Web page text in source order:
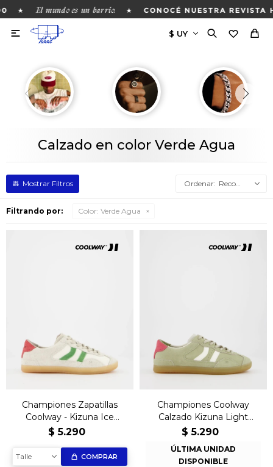
★ El mundo es un barrio. ★ CONOCÉ NUESTRA REVISTA

Calzado en color Verde Agua
Recomendados
Filtrando por: Color: Verde Agua
Championes Zapatillas
Coolway - Kizuna Ice
Green
$ 5.290
Talle COMPRAR
Championes Coolway
Calzado Kizuna Light
Green – Edición Exclusiva
$ 5.290
ÚLTIMA UNIDAD
DISPONIBLE